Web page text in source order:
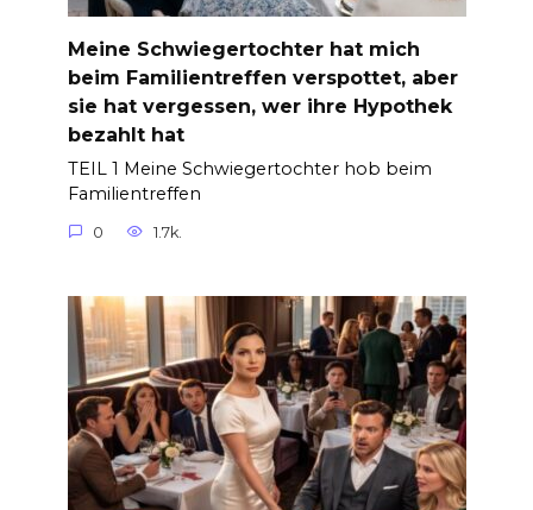
Meine Schwiegertochter hat mich
beim Familientreffen verspottet, aber
sie hat vergessen, wer ihre Hypothek
bezahlt hat
TEIL 1 Meine Schwiegertochter hob beim
Familientreffen
0 1.7k.